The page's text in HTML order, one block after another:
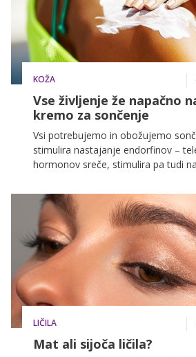
KOŽA
Vse življenje že napačno
kremo za sončenje
Vsi potrebujemo in obožujemo
stimulira nastajanje endorfinov –
hormonov sreče, stimulira pa tudi
paleto negativnih učinkov sonca.
izpostavljenost sončnim žarkom
na površinski kot celični ravni.
opekline, alergije, prezgodnje
pigmentacije.
LIČILA
Mat ali sijoča ličila?